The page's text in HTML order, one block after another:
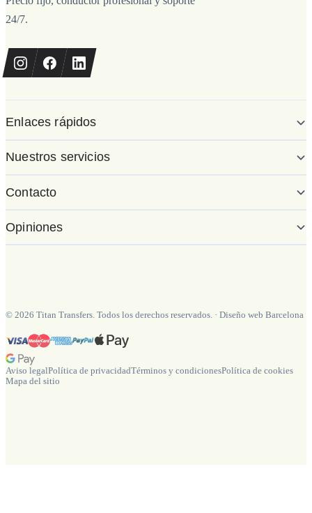
24/7.
Enlaces rápidos
Nuestros servicios
Contacto
Opiniones
© 2026 Titan Transfers. Todos los derechos reservados. · Diseño web Barcelona
Aviso legalPolítica de privacidadTérminos y condicionesPolítica de cookies
Mapa del sitio